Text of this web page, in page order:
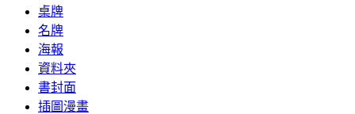
桌牌
名牌
海報
資料夾
書封面
插圖漫畫